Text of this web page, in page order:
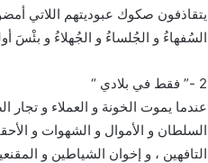
يتقاذفون صكوك عبوديتهم اللاتي
السُفهاءُ و الجُلساءُ و الجُهلاءُ و بئْسَ
2 -” فقط في بلادي “
عندما يموت الخونة و العملاء و تجار
السلطان و الأموال و الشهوات و
التافهين ، و إخوان الشياطين و